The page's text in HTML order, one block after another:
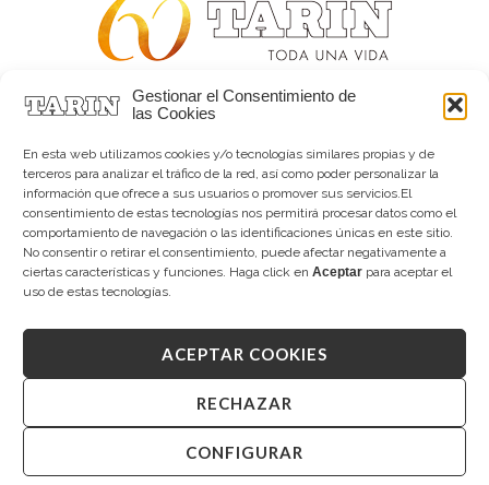
Gestionar el Consentimiento de
las Cookies
En esta web utilizamos cookies y/o tecnologías similares propias y de
terceros para analizar el tráfico de la red, así como poder personalizar la
información que ofrece a sus usuarios o promover sus servicios.El
consentimiento de estas tecnologías nos permitirá procesar datos como el
comportamiento de navegación o las identificaciones únicas en este sitio.
No consentir o retirar el consentimiento, puede afectar negativamente a
ciertas características y funciones. Haga click en Aceptar para aceptar el
uso de estas tecnologías.
ACEPTAR COOKIES
RECHAZAR
CONFIGURAR
Alta joyería desde 1963
Tarín Magazine
Contacto
Copyright © 2026 Tarín Joyeros
Aviso legal|Política de uso|Política de privacidad
Canal interno de información
Desarrollado porMandalorian Solutions